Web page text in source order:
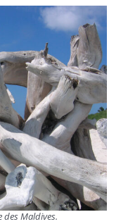
des Maldives.